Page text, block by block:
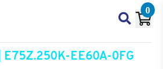
0
EE60A-0FG